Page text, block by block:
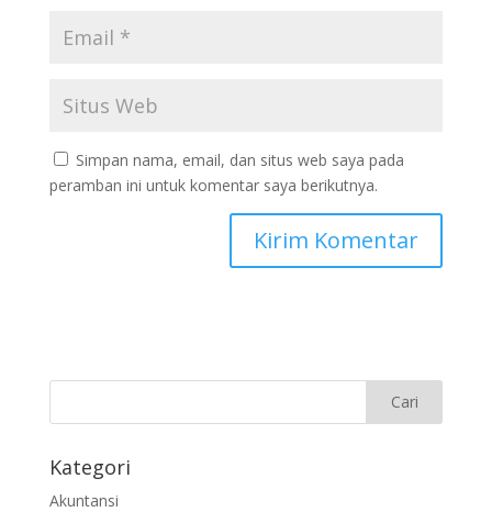
Simpan nama, email, dan situs web saya pada
peramban ini untuk komentar saya berikutnya.
Kategori
Akuntansi